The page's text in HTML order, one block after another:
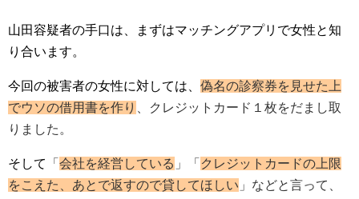
山田容疑者の手口は、まずはマッチングアプリで女性と知
り合います。
今回の被害者の女性に対しては、 偽名の診察券を見せた上
でウソの借用書を作り
、クレジットカード１枚をだまし取
りました。
そして 「 会社を経営している 」「 クレジットカードの上限
をこえた、あとで返すので貸してほしい 」などと言って、